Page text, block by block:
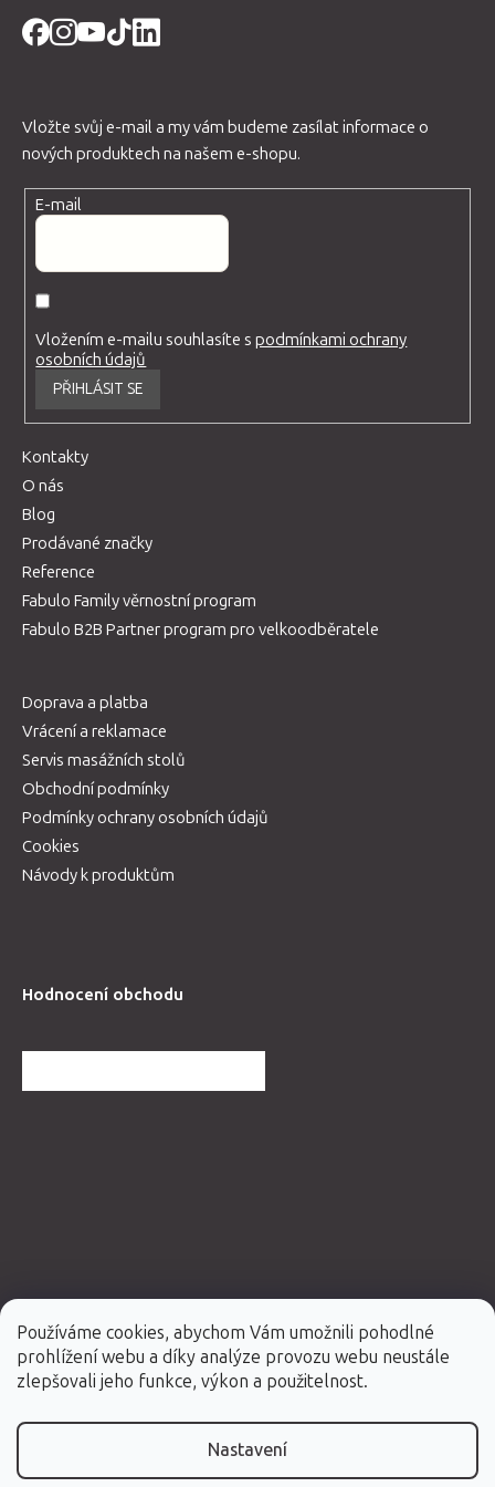
Používáme cookies, abychom Vám umožnili pohodlné
prohlížení webu a díky analýze provozu webu neustále
zlepšovali jeho funkce, výkon a použitelnost.
Nastavení
Vložte svůj e-mail a my vám budeme zasílat informace o
nových produktech na našem e-shopu.
E-mail
Vložením e-mailu souhlasíte spodmínkami ochrany
osobních údajů
PŘIHLÁSIT SE
Kontakty
O nás
Blog
Prodávané značky
Reference
Fabulo Family věrnostní program
Fabulo B2B Partner program pro velkoodběratele
Doprava a platba
Vrácení a reklamace
Servis masážních stolů
Obchodní podmínky
Podmínky ochrany osobních údajů
Cookies
Návody k produktům
Hodnocení obchodu
Vytvořil Shoptet Premium